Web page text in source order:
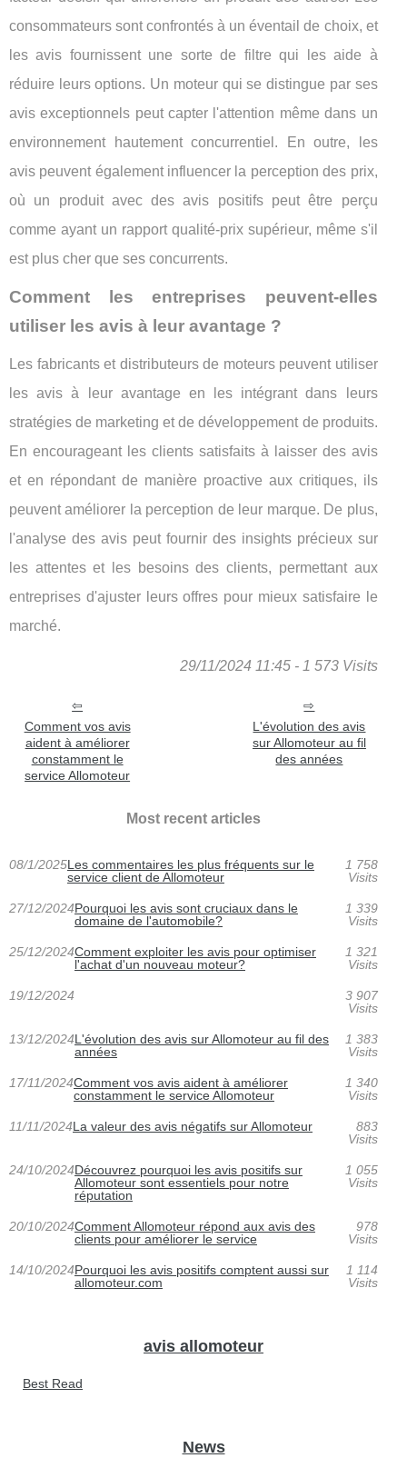
consommateurs sont confrontés à un éventail de choix, et
les avis fournissent une sorte de filtre qui les aide à
réduire leurs options. Un moteur qui se distingue par ses
avis exceptionnels peut capter l'attention même dans un
environnement hautement concurrentiel. En outre, les
avis peuvent également influencer la perception des prix,
où un produit avec des avis positifs peut être perçu
comme ayant un rapport qualité-prix supérieur, même s'il
est plus cher que ses concurrents.
Comment les entreprises peuvent-elles
utiliser les avis à leur avantage ?
Les fabricants et distributeurs de moteurs peuvent utiliser
les avis à leur avantage en les intégrant dans leurs
stratégies de marketing et de développement de produits.
En encourageant les clients satisfaits à laisser des avis
et en répondant de manière proactive aux critiques, ils
peuvent améliorer la perception de leur marque. De plus,
l'analyse des avis peut fournir des insights précieux sur
les attentes et les besoins des clients, permettant aux
entreprises d'ajuster leurs offres pour mieux satisfaire le
marché.
29/11/2024 11:45 - 1 573 Visits
Comment vos avis
aident à améliorer
constamment le
service Allomoteur
L'évolution des avis
sur Allomoteur au fil
des années
Most recent articles
08/1/2025Les commentaires les plus fréquents sur le
service client de Allomoteur
1 758
Visits
27/12/2024Pourquoi les avis sont cruciaux dans le
domaine de l'automobile?
1 339
Visits
25/12/2024Comment exploiter les avis pour optimiser
l'achat d'un nouveau moteur?
1 321
Visits
19/12/2024
3 907
Visits
13/12/2024L'évolution des avis sur Allomoteur au fil des
années
1 383
Visits
17/11/2024Comment vos avis aident à améliorer
constamment le service Allomoteur
1 340
Visits
11/11/2024La valeur des avis négatifs sur Allomoteur
883
Visits
24/10/2024Découvrez pourquoi les avis positifs sur
Allomoteur sont essentiels pour notre
réputation
1 055
Visits
20/10/2024Comment Allomoteur répond aux avis des
clients pour améliorer le service
978
Visits
14/10/2024Pourquoi les avis positifs comptent aussi sur
allomoteur.com
1 114
Visits
avis allomoteur
Best Read
News